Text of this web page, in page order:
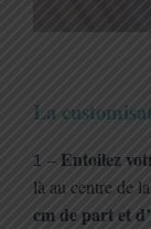
La
1 –Entoilez
là au centre de
cm de part et